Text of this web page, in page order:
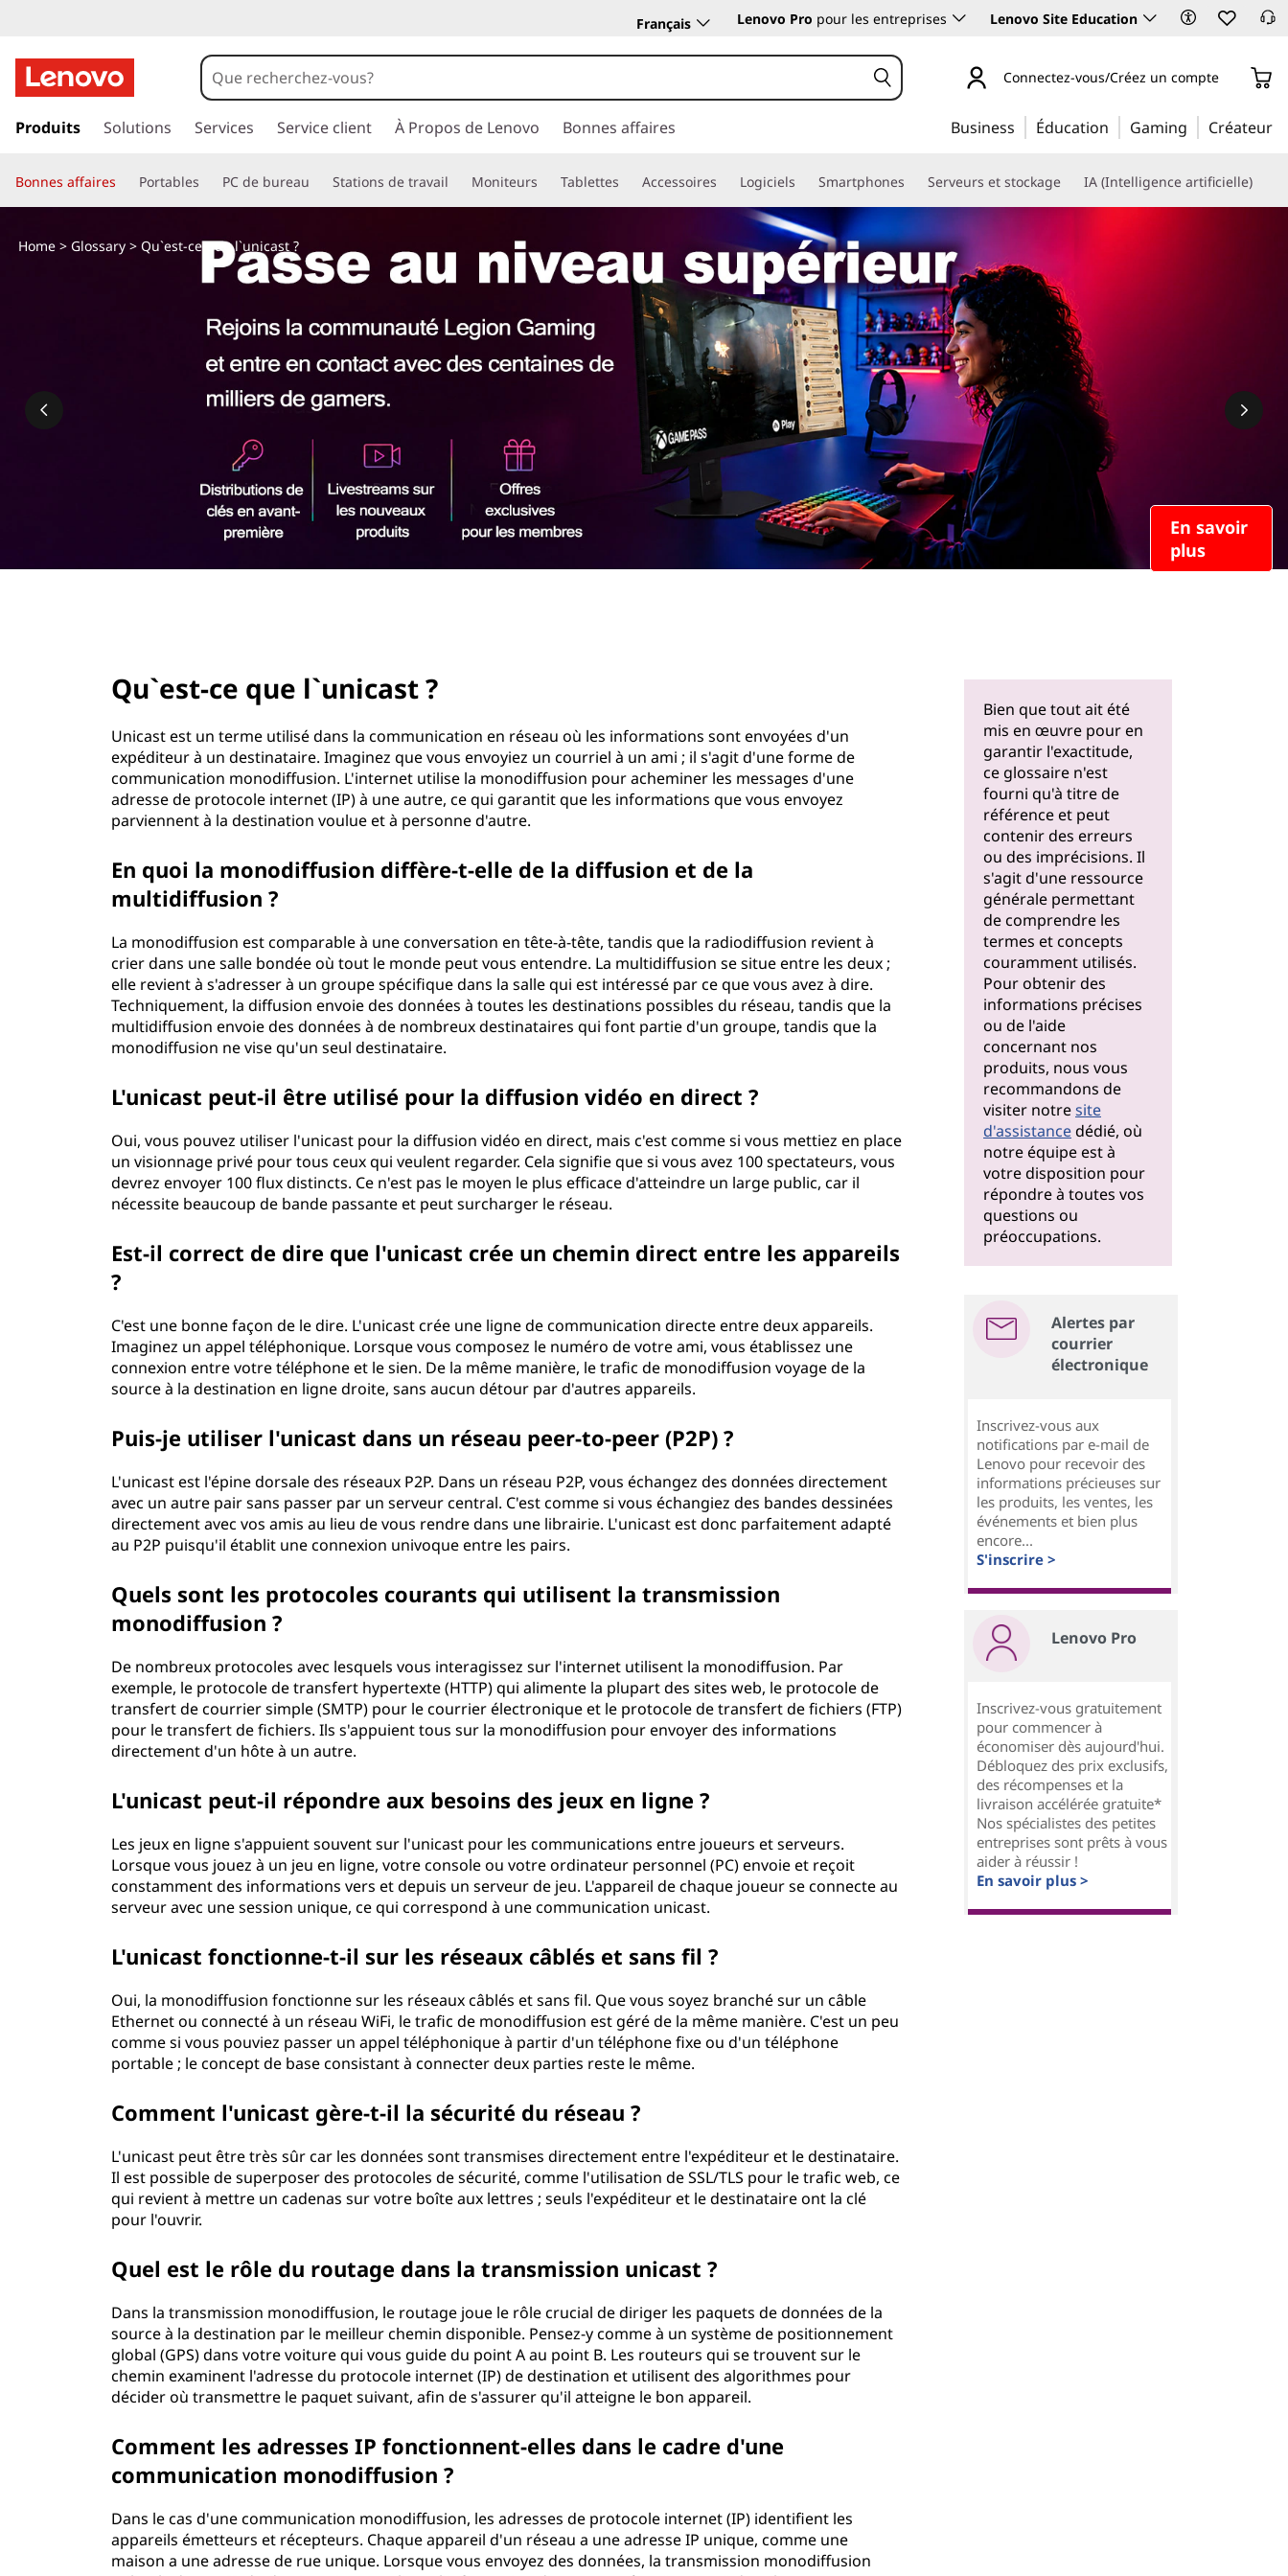
u
e
Français Lenovo Pro pour les entreprises Lenovo Site Education
a
e
r
u
a
Connectez-vous/Créez un compte
Produits Solutions Services Service client À Propos de Lenovo Bonnes affaires Business Éducation Gaming Créateur
Bonnes affaires Portables PC de bureau Stations de travail Moniteurs Tablettes Accessoires Logiciels Smartphones Serveurs et stockage IA (Intelligence artificielle)
En savoir
plus
Home> Glossary> Qu`est-ce que l`unicast ?
Qu`est-ce que l`unicast ?
Unicast est un terme utilisé dans la communication en réseau où les informations sont envoyées d'un
expéditeur à un destinataire. Imaginez que vous envoyiez un courriel à un ami ; il s'agit d'une forme de
communication monodiffusion. L'internet utilise la monodiffusion pour acheminer les messages d'une
adresse de protocole internet (IP) à une autre, ce qui garantit que les informations que vous envoyez
parviennent à la destination voulue et à personne d'autre.
En quoi la monodiffusion diffère-t-elle de la diffusion et de la
multidiffusion ?
La monodiffusion est comparable à une conversation en tête-à-tête, tandis que la radiodiffusion revient à
crier dans une salle bondée où tout le monde peut vous entendre. La multidiffusion se situe entre les deux ;
elle revient à s'adresser à un groupe spécifique dans la salle qui est intéressé par ce que vous avez à dire.
Techniquement, la diffusion envoie des données à toutes les destinations possibles du réseau, tandis que la
multidiffusion envoie des données à de nombreux destinataires qui font partie d'un groupe, tandis que la
monodiffusion ne vise qu'un seul destinataire.
L'unicast peut-il être utilisé pour la diffusion vidéo en direct ?
Oui, vous pouvez utiliser l'unicast pour la diffusion vidéo en direct, mais c'est comme si vous mettiez en place
un visionnage privé pour tous ceux qui veulent regarder. Cela signifie que si vous avez 100 spectateurs, vous
devrez envoyer 100 flux distincts. Ce n'est pas le moyen le plus efficace d'atteindre un large public, car il
nécessite beaucoup de bande passante et peut surcharger le réseau.
Est-il correct de dire que l'unicast crée un chemin direct entre les appareils
?
C'est une bonne façon de le dire. L'unicast crée une ligne de communication directe entre deux appareils.
Imaginez un appel téléphonique. Lorsque vous composez le numéro de votre ami, vous établissez une
connexion entre votre téléphone et le sien. De la même manière, le trafic de monodiffusion voyage de la
source à la destination en ligne droite, sans aucun détour par d'autres appareils.
Puis-je utiliser l'unicast dans un réseau peer-to-peer (P2P) ?
L'unicast est l'épine dorsale des réseaux P2P. Dans un réseau P2P, vous échangez des données directement
avec un autre pair sans passer par un serveur central. C'est comme si vous échangiez des bandes dessinées
directement avec vos amis au lieu de vous rendre dans une librairie. L'unicast est donc parfaitement adapté
au P2P puisqu'il établit une connexion univoque entre les pairs.
Quels sont les protocoles courants qui utilisent la transmission
monodiffusion ?
De nombreux protocoles avec lesquels vous interagissez sur l'internet utilisent la monodiffusion. Par
exemple, le protocole de transfert hypertexte (HTTP) qui alimente la plupart des sites web, le protocole de
transfert de courrier simple (SMTP) pour le courrier électronique et le protocole de transfert de fichiers (FTP)
pour le transfert de fichiers. Ils s'appuient tous sur la monodiffusion pour envoyer des informations
directement d'un hôte à un autre.
L'unicast peut-il répondre aux besoins des jeux en ligne ?
Les jeux en ligne s'appuient souvent sur l'unicast pour les communications entre joueurs et serveurs.
Lorsque vous jouez à un jeu en ligne, votre console ou votre ordinateur personnel (PC) envoie et reçoit
constamment des informations vers et depuis un serveur de jeu. L'appareil de chaque joueur se connecte au
serveur avec une session unique, ce qui correspond à une communication unicast.
L'unicast fonctionne-t-il sur les réseaux câblés et sans fil ?
Oui, la monodiffusion fonctionne sur les réseaux câblés et sans fil. Que vous soyez branché sur un câble
Ethernet ou connecté à un réseau WiFi, le trafic de monodiffusion est géré de la même manière. C'est un peu
comme si vous pouviez passer un appel téléphonique à partir d'un téléphone fixe ou d'un téléphone
portable ; le concept de base consistant à connecter deux parties reste le même.
Comment l'unicast gère-t-il la sécurité du réseau ?
L'unicast peut être très sûr car les données sont transmises directement entre l'expéditeur et le destinataire.
Il est possible de superposer des protocoles de sécurité, comme l'utilisation de SSL/TLS pour le trafic web, ce
qui revient à mettre un cadenas sur votre boîte aux lettres ; seuls l'expéditeur et le destinataire ont la clé
pour l'ouvrir.
Quel est le rôle du routage dans la transmission unicast ?
Dans la transmission monodiffusion, le routage joue le rôle crucial de diriger les paquets de données de la
source à la destination par le meilleur chemin disponible. Pensez-y comme à un système de positionnement
global (GPS) dans votre voiture qui vous guide du point A au point B. Les routeurs qui se trouvent sur le
chemin examinent l'adresse du protocole internet (IP) de destination et utilisent des algorithmes pour
décider où transmettre le paquet suivant, afin de s'assurer qu'il atteigne le bon appareil.
Comment les adresses IP fonctionnent-elles dans le cadre d'une
communication monodiffusion ?
Dans le cas d'une communication monodiffusion, les adresses de protocole internet (IP) identifient les
appareils émetteurs et récepteurs. Chaque appareil d'un réseau a une adresse IP unique, comme une
maison a une adresse de rue unique. Lorsque vous envoyez des données, la transmission monodiffusion
Bien que tout ait été
mis en œuvre pour en
garantir l'exactitude,
ce glossaire n'est
fourni qu'à titre de
référence et peut
contenir des erreurs
ou des imprécisions. Il
s'agit d'une ressource
générale permettant
de comprendre les
termes et concepts
couramment utilisés.
Pour obtenir des
informations précises
ou de l'aide
concernant nos
produits, nous vous
recommandons de
visiter notresite
d'assistancedédié, où
notre équipe est à
votre disposition pour
répondre à toutes vos
questions ou
préoccupations.
Alertes par
courrier
électronique
Inscrivez-vous aux
notifications par e-mail de
Lenovo pour recevoir des
informations précieuses sur
les produits, les ventes, les
événements et bien plus
encore...
S'inscrire >
Lenovo Pro
Inscrivez-vous gratuitement
pour commencer à
économiser dès aujourd'hui.
Débloquez des prix exclusifs,
des récompenses et la
livraison accélérée gratuite*
Nos spécialistes des petites
entreprises sont prêts à vous
aider à réussir !
En savoir plus >